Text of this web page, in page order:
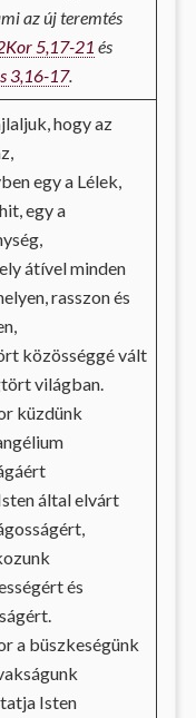
az új teremtés
5,17-21 és
3,16-17.
hogy az
egy a Lélek,
egy a
átível minden
rasszon és
közösséggé vált
világban.
küzdünk
által elvárt
és
a büszkeségünk
Isten